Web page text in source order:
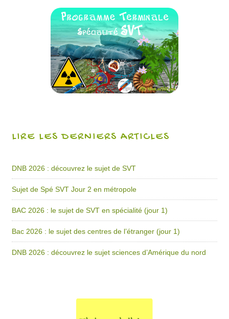
LIRE LES DERNIERS ARTICLES
DNB 2026 : découvrez le sujet de SVT
Sujet de Spé SVT Jour 2 en métropole
BAC 2026 : le sujet de SVT en spécialité (jour 1)
Bac 2026 : le sujet des centres de l’étranger (jour 1)
DNB 2026 : découvrez le sujet sciences d’Amérique du nord